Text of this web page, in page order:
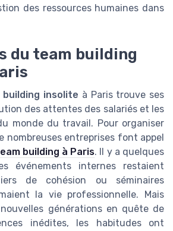
des ressources humaines dans
du team building
building insolite à Paris trouve ses
des attentes des salariés et les
monde du travail. Pour organiser
nombreuses entreprises font appel
building à Paris. Il y a quelques
événements internes restaient
de cohésion ou séminaires
la vie professionnelle. Mais
nouvelles générations en quête de
inédites, les habitudes ont